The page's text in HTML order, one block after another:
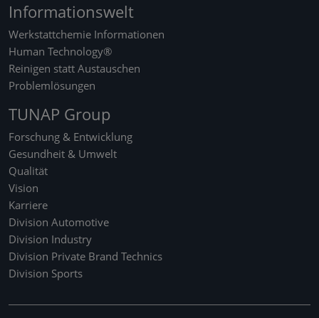
Informationswelt
Werkstattchemie Informationen
Human Technology®
Reinigen statt Austauschen
Problemlösungen
TUNAP Group
Forschung & Entwicklung
Gesundheit & Umwelt
Qualität
Vision
Karriere
Division Automotive
Division Industry
Division Private Brand Technics
Division Sports